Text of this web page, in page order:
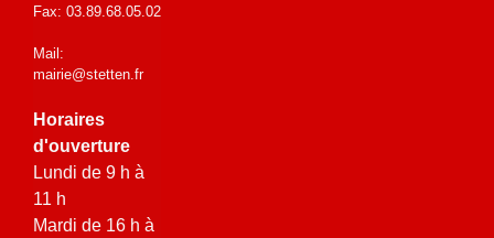
Fax: 03.89.68.05.02
Mail:
mairie@stetten.fr
Horaires
d'ouverture
Lundi de 9 h à
11 h
Mardi de 16 h à